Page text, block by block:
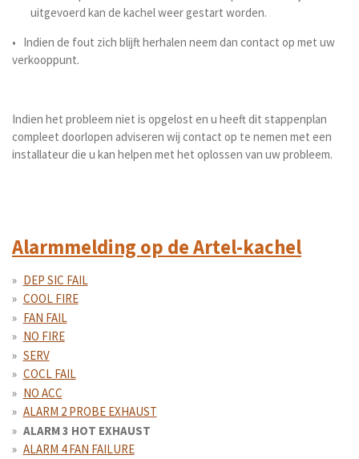
uitgevoerd kan de kachel weer gestart worden.
• Indien de fout zich blijft herhalen neem dan contact op met uw
verkooppunt.
Indien het probleem niet is opgelost en u heeft dit stappenplan
compleet doorlopen adviseren wij contact op te nemen met een
installateur die u kan helpen met het oplossen van uw probleem.
Alarmmelding op de Artel-kachel
DEP SIC FAIL
COOL FIRE
FAN FAIL
NO FIRE
SERV
COCL FAIL
NO ACC
ALARM 2 PROBE EXHAUST
ALARM 3 HOT EXHAUST
ALARM 4 FAN FAILURE